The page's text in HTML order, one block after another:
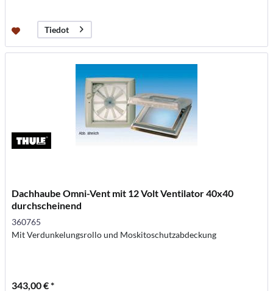
Tiedot
Dachhaube Omni-Vent mit 12 Volt Ventilator 40x40
durchscheinend
360765
Mit Verdunkelungsrollo und Moskitoschutzabdeckung
343,00 € *